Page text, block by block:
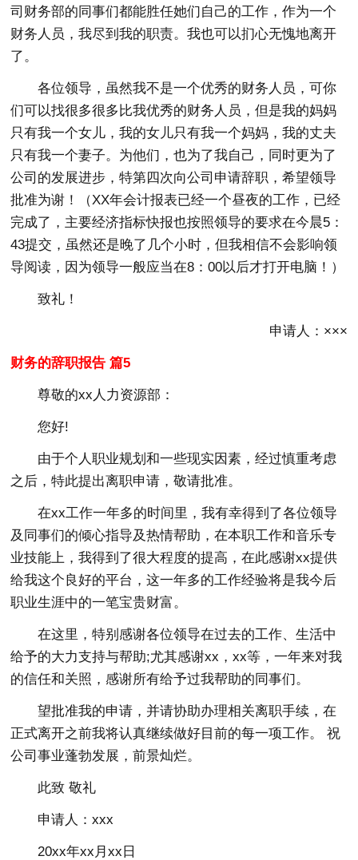
司财务部的同事们都能胜任她们自己的工作，作为一个
财务人员，我尽到我的职责。我也可以扪心无愧地离开
了。
各位领导，虽然我不是一个优秀的财务人员，可你
们可以找很多很多比我优秀的财务人员，但是我的妈妈
只有我一个女儿，我的女儿只有我一个妈妈，我的丈夫
只有我一个妻子。为他们，也为了我自己，同时更为了
公司的发展进步，特第四次向公司申请辞职，希望领导
批准为谢！（XX年会计报表已经一个昼夜的工作，已经
完成了，主要经济指标快报也按照领导的要求在今晨5：
43提交，虽然还是晚了几个小时，但我相信不会影响领
导阅读，因为领导一般应当在8：00以后才打开电脑！）
致礼！
申请人：×××
财务的辞职报告 篇5
尊敬的xx人力资源部：
您好!
由于个人职业规划和一些现实因素，经过慎重考虑
之后，特此提出离职申请，敬请批准。
在xx工作一年多的时间里，我有幸得到了各位领导
及同事们的倾心指导及热情帮助，在本职工作和音乐专
业技能上，我得到了很大程度的提高，在此感谢xx提供
给我这个良好的平台，这一年多的工作经验将是我今后
职业生涯中的一笔宝贵财富。
在这里，特别感谢各位领导在过去的工作、生活中
给予的大力支持与帮助;尤其感谢xx，xx等，一年来对我
的信任和关照，感谢所有给予过我帮助的同事们。
望批准我的申请，并请协助办理相关离职手续，在
正式离开之前我将认真继续做好目前的每一项工作。 祝
公司事业蓬勃发展，前景灿烂。
此致 敬礼
申请人：xxx
20xx年xx月xx日